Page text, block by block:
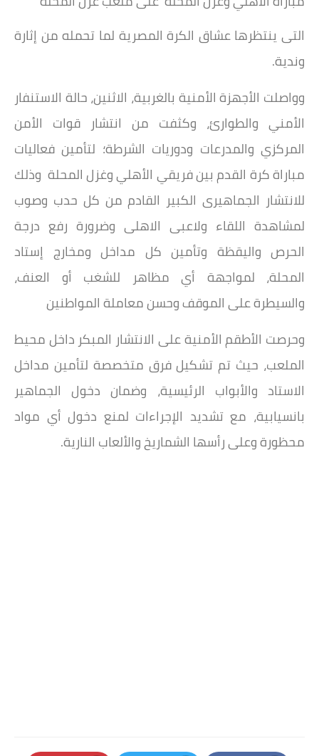
التى ينتظرها عشاق الكرة المصرية لما تحمله من إثارة
وندية.
وواصلت الأجهزة الأمنية بالغربية، الاثنين، حالة الاستنفار
الأمني والطوارئ، وكثفت من انتشار قوات الأمن
المركزي والمدرعات ودوريات الشرطة؛ لتأمين فعاليات
مباراة كرة القدم بين فريقي الأهلي وغزل المحلة وذلك
للانتشار الجماهيرى الكبير القادم من كل حدب وصوب
لمشاهدة اللقاء ولاعبى الاهلى وضرورة رفع درجة
الحرص واليقظة وتأمين كل مداخل ومخارج إستاد
المحلة، لمواجهة أي مظاهر للشغب أو العنف،
والسيطرة على الموقف وحسن معاملة المواطنين
وحرصت الأطقم الأمنية على الانتشار المبكر داخل محيط
الملعب، حيث تم تشكيل فرق متخصصة لتأمين مداخل
الاستاد والأبواب الرئيسية، وضمان دخول الجماهير
بانسيابية، مع تشديد الإجراءات لمنع دخول أي مواد
محظورة وعلى رأسها الشماريخ والألعاب النارية.